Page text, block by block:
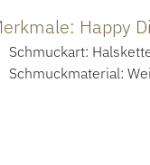
Happy
Schmuckart:
Schmuckmaterial: